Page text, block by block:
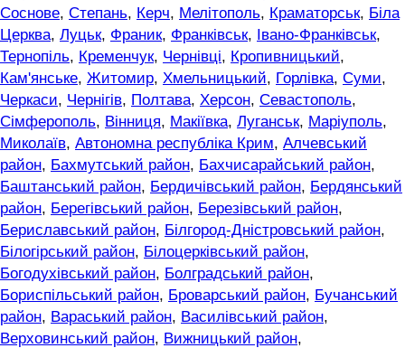
Соснове, Степань, Керч, Мелітополь, Краматорськ, Біла
Церква, Луцьк, Франик, Франківськ, Івано-Франківськ,
Тернопіль, Кременчук, Чернівці, Кропивницький,
Кам'янське, Житомир, Хмельницький, Горлівка, Суми,
Черкаси, Чернігів, Полтава, Херсон, Севастополь,
Сімферополь, Вінниця, Макіївка, Луганськ, Маріуполь,
Миколаїв, Автономна республіка Крим, Алчевський
район, Бахмутський район, Бахчисарайський район,
Баштанський район, Бердичівський район, Бердянський
район, Берегівський район, Березівський район,
Бериславський район, Білгород-Дністровський район,
Білогірський район, Білоцерківський район,
Богодухівський район, Болградський район,
Бориспільський район, Броварський район, Бучанський
район, Вараський район, Василівський район,
Верховинський район, Вижницький район,